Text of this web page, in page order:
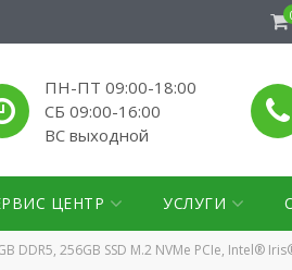
ПН-ПТ 09:00-18:00
СБ 09:00-16:00
ВС выходной
ЦЕНТР УСЛУГИ
256GB SSD M.2 NVMe PCIe, Intel®